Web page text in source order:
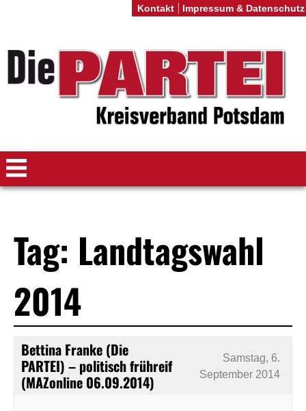
Tag: Landtagswahl
2014
Bettina Franke (Die
PARTEI) – politisch frühreif
(MAZonline 06.09.2014)
Samstag, 6.
September 2014
Kontakt Impressum & Datenschutz